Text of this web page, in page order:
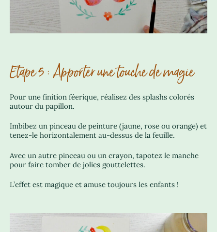
Etape 5 : Apporter une touche de magie
Pour une finition féerique, réalisez des splashs colorés
autour du papillon.
Imbibez un pinceau de peinture (jaune, rose ou orange) et
tenez-le horizontalement au-dessus de la feuille.
Avec un autre pinceau ou un crayon, tapotez le manche
pour faire tomber de jolies gouttelettes.
L’effet est magique et amuse toujours les enfants !